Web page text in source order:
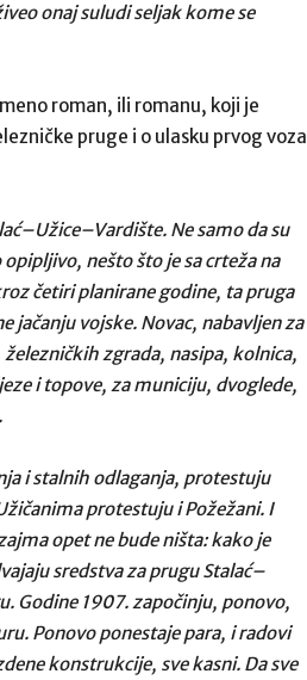
onaj suludi seljak kome se
roman, ili romanu, koji je
pruge i o ulasku prvog voza
Ne samo da su
nešto što je sa crteža na
četiri planirane godine, ta pruga
jačanju vojske. Novac, nabavljen za
zgrada, nasipa, kolnica,
i topove, za municiju, dvoglede,
i stalnih odlaganja, protestuju
protestuju i Požežani. I
opet ne bude ništa: kako je
sredstva za prugu Stalać–
Godine 1907. započinju, ponovo,
Ponovo ponestaje para, i radovi
konstrukcije, sve kasni. Da sve